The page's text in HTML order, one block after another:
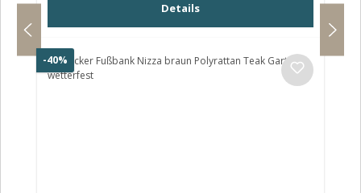
Details
-40% Rabatt